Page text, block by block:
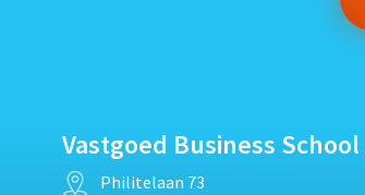
Vastgoed Business School
Philitelaan 73